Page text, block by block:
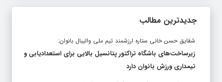
جدیدترین مطالب
شقایق حسن خانی ستاره ارزشمند تیم ملی والیبال بانوان:
زیرساخت‌های باشگاه تراکتور پتانسیل بالایی برای استعدادیابی و
تیمداری ورزش بانوان دارد